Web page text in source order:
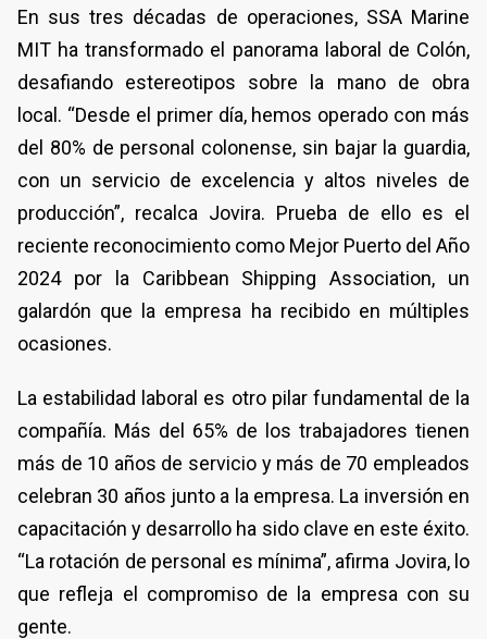
En sus tres décadas de operaciones, SSA Marine
MIT ha transformado el panorama laboral de Colón,
desafiando estereotipos sobre la mano de obra
local. “Desde el primer día, hemos operado con más
del 80% de personal colonense, sin bajar la guardia,
con un servicio de excelencia y altos niveles de
producción”, recalca Jovira. Prueba de ello es el
reciente reconocimiento como Mejor Puerto del Año
2024 por la Caribbean Shipping Association, un
galardón que la empresa ha recibido en múltiples
ocasiones.
La estabilidad laboral es otro pilar fundamental de la
compañía. Más del 65% de los trabajadores tienen
más de 10 años de servicio y más de 70 empleados
celebran 30 años junto a la empresa. La inversión en
capacitación y desarrollo ha sido clave en este éxito.
“La rotación de personal es mínima”, afirma Jovira, lo
que refleja el compromiso de la empresa con su
gente.